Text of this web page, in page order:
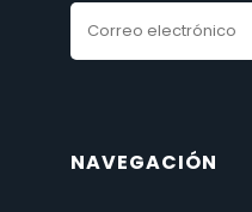
NAVEGACIÓN